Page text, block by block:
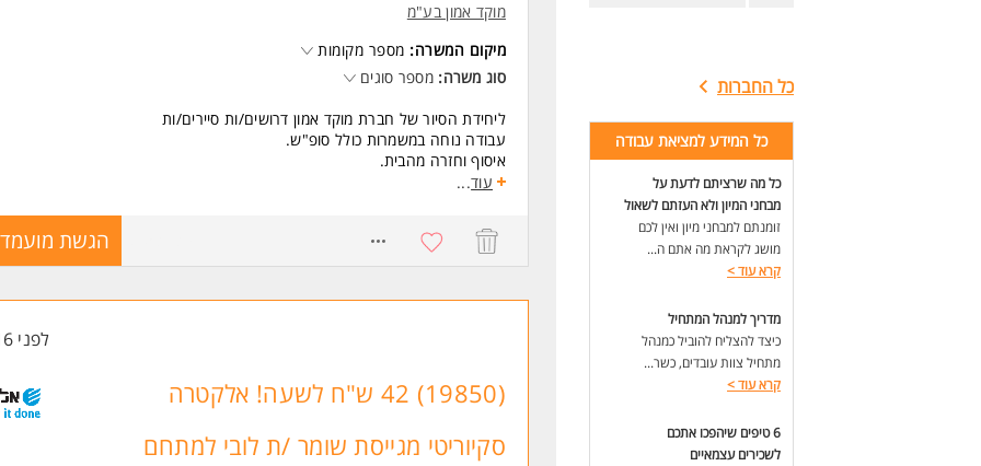
כל החברות
כל המידע למציאת עבודה
כל מה שרציתם לדעת על
מבחני המיון ולא העזתם לשאול
זומנתם למבחני מיון ואין לכם
מושג לקראת מה אתם ה...
קרא עוד>
מדריך למנהל המתחיל
כיצד להצליח להוביל כמנהל
מתחיל צוות עובדים, כשר...
קרא עוד>
6 טיפים שיהפכו אתכם
לשכירים עצמאיים
מוקד אמון בע"מ
מיקום המשרה: מספר מקומות
סוג משרה: מספר סוגים
ליחידת הסיור של חברת מוקד אמון דרושים/ות סיירים/ות
עבודה נוחה במשמרות כולל סופ"ש.
איסוף וחזרה מהבית.
בונוסים שווים!!
דרישות:
-עבר ללא דופי
לעוד משרות ומידע על מוקד אמון בע"מ >
עוד...
הגשת
לפני 16 שעות
(19850) 42 ש"ח לשעה! אלקטרה
סקיוריטי מגייסת שומר /ת לובי למתחם